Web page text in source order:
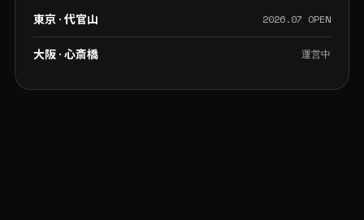
東京 · 代官山 2026.07 OPEN
大阪 · 心斎橋 運営中